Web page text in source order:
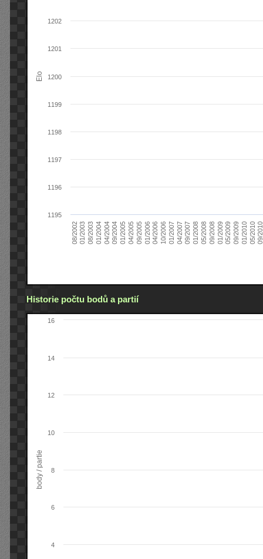
Elo
08/200201/200308/200301/200404/200409/200401/200504/200509/200501/200604/200610/200601/200704/200709/200701/200805/200809/200801/200905/200909/200901/201005/201009/
1195
1196
1197
1198
1199
1200
1201
1202
Historie počtu bodů a partií
body / partie
4
6
8
10
12
14
16